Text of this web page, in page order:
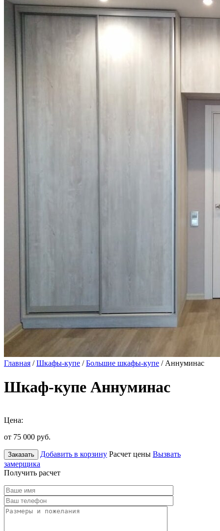
Главная /Шкафы-купе /Большие шкафы-купе / Аннуминас
Шкаф-купе Аннуминас
Цена:
от 75 000 руб.
Заказать Добавить в корзину Расчет цены Вызвать
замерщика
Получить расчет